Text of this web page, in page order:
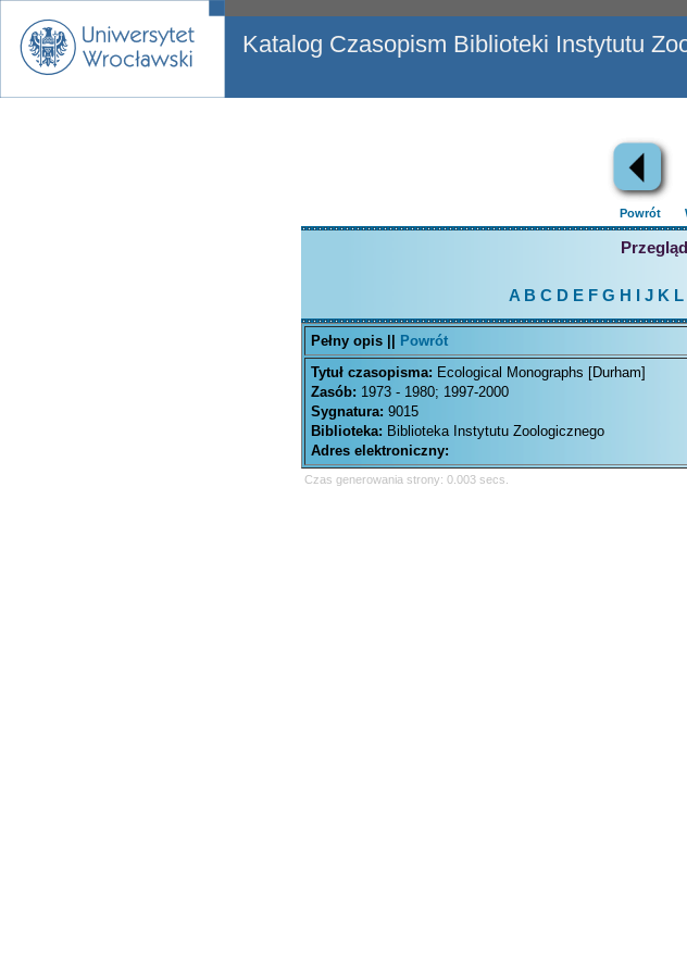
Katalog Czasopism Biblioteki Instytutu
Powrót
A B C D EFG H J K L
Pełny opis ||
Powrót
Tytuł czasopisma: Ecological Monographs [Durham]
Zasób: 1973 - 1980; 1997-2000
Sygnatura: 9015
Biblioteka: Biblioteka Instytutu Zoologicznego
Adres elektroniczny:
Czas generowania strony: 0.003 secs.